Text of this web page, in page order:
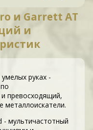
и Garrett AT
и
руках -
превосходящий,
металлоискатели.
- мультичастотный